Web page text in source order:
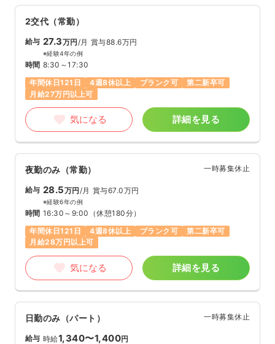
2交代（常勤）
給与 27.3万円/月 賞与88.6万円
※経験4年の例
時間 8:30～17:30
年間休日121日
4週8休以上 ブランク可
第二新卒可
月給27万円以上可
気になる 詳細を見る
夜勤のみ（常勤） 一時募集休止
給与 28.5万円 /月 賞与67.0万円
※経験6年の例
時間 16:30～9:00 （休憩180分）
年間休日121日
4週8休以上 ブランク可
第二新卒可
月給28万円以上可
気になる 詳細を見る
日勤のみ（パート） 一時募集休止
給与 時給1,340〜1,400円